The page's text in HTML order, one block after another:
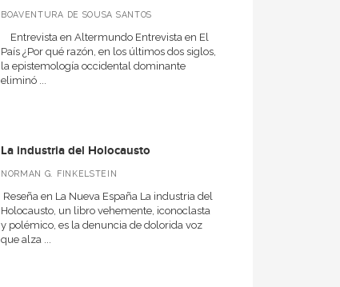
BOAVENTURA DE SOUSA SANTOS
Entrevista en Altermundo Entrevista en El
País ¿Por qué razón, en los últimos dos siglos,
la epistemología occidental dominante
eliminó ...
La industria del Holocausto
NORMAN G. FINKELSTEIN
Reseña en La Nueva España La industria del
Holocausto, un libro vehemente, iconoclasta
y polémico, es la denuncia de dolorida voz
que alza ...